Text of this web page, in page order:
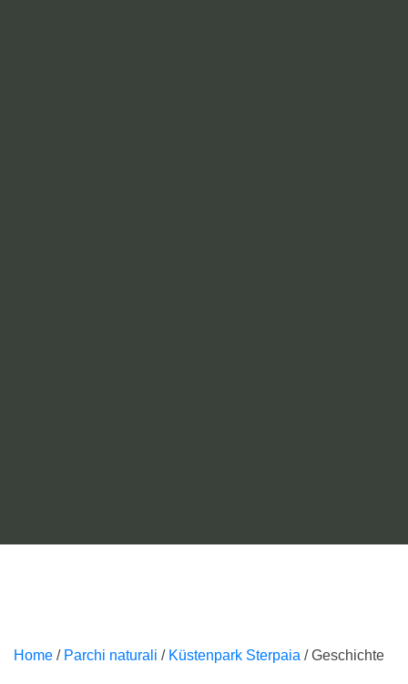
Home / Parchi naturali / Küstenpark Sterpaia /Geschichte